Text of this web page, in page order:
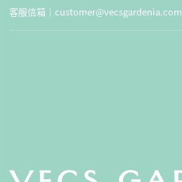
客服信箱｜ customer@vecsgardenia.com